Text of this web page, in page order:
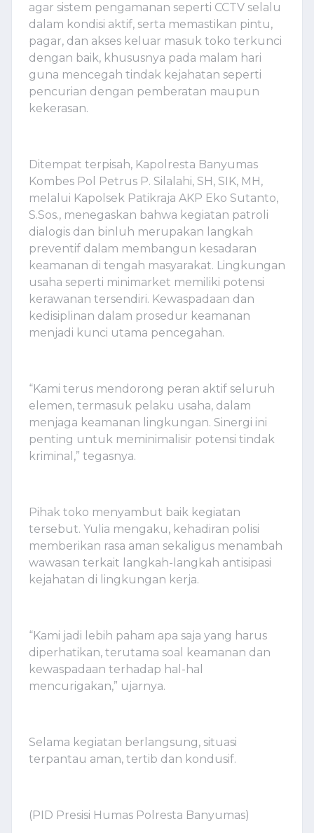
agar sistem pengamanan seperti CCTV selalu
dalam kondisi aktif, serta memastikan pintu,
pagar, dan akses keluar masuk toko terkunci
dengan baik, khususnya pada malam hari
guna mencegah tindak kejahatan seperti
pencurian dengan pemberatan maupun
kekerasan.
Ditempat terpisah, Kapolresta Banyumas
Kombes Pol Petrus P. Silalahi, SH, SIK, MH,
melalui Kapolsek Patikraja AKP Eko Sutanto,
S.Sos., menegaskan bahwa kegiatan patroli
dialogis dan binluh merupakan langkah
preventif dalam membangun kesadaran
keamanan di tengah masyarakat. Lingkungan
usaha seperti minimarket memiliki potensi
kerawanan tersendiri. Kewaspadaan dan
kedisiplinan dalam prosedur keamanan
menjadi kunci utama pencegahan.
“Kami terus mendorong peran aktif seluruh
elemen, termasuk pelaku usaha, dalam
menjaga keamanan lingkungan. Sinergi ini
penting untuk meminimalisir potensi tindak
kriminal,” tegasnya.
Pihak toko menyambut baik kegiatan
tersebut. Yulia mengaku, kehadiran polisi
memberikan rasa aman sekaligus menambah
wawasan terkait langkah-langkah antisipasi
kejahatan di lingkungan kerja.
“Kami jadi lebih paham apa saja yang harus
diperhatikan, terutama soal keamanan dan
kewaspadaan terhadap hal-hal
mencurigakan,” ujarnya.
Selama kegiatan berlangsung, situasi
terpantau aman, tertib dan kondusif.
(PID Presisi Humas Polresta Banyumas)